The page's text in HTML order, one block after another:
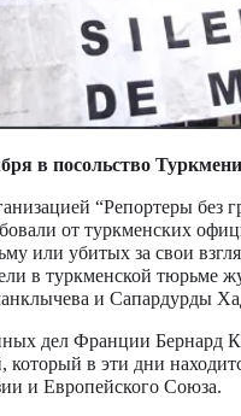
в посольство
“Репортеры без
от туркменских
или убитых за свои
в туркменской тюрьме
и Сапардурды
дел Франции Бернард
в эти дни
и Европейского Союза.